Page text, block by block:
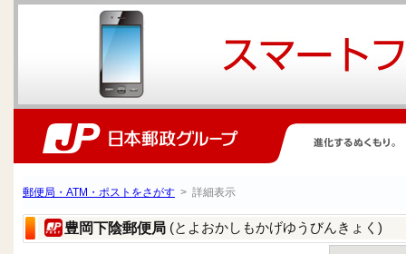
郵便局・ATM・ポストをさがす > 詳細表示
豊岡下陰郵便局 (とよおかしもかげゆうびんきょく)